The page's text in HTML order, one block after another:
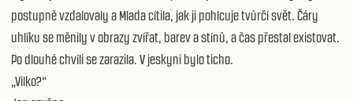
postupně vzdalovaly a Mlada cítila, jak ji pohlcuje tvůrčí svět. Čáry
uhlíku se měnily v obrazy zvířat, barev a stínů, a čas přestal existovat.
Po dlouhé chvíli se zarazila. V jeskyni bylo ticho.
„Vilko?“